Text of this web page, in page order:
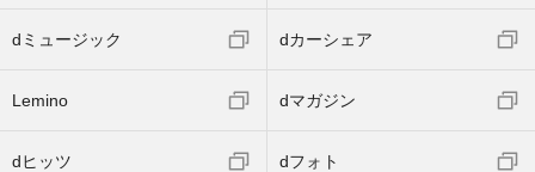
dミュージック dカーシェア
Lemino dマガジン
dヒッツ dフォト